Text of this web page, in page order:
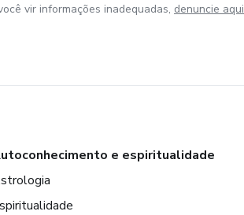
vir informações inadequadas, denuncie aqui
e espiritualidade